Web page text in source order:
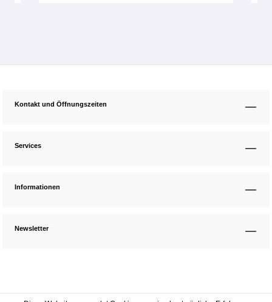
Kontakt und Öffnungszeiten
Services
Informationen
Newsletter